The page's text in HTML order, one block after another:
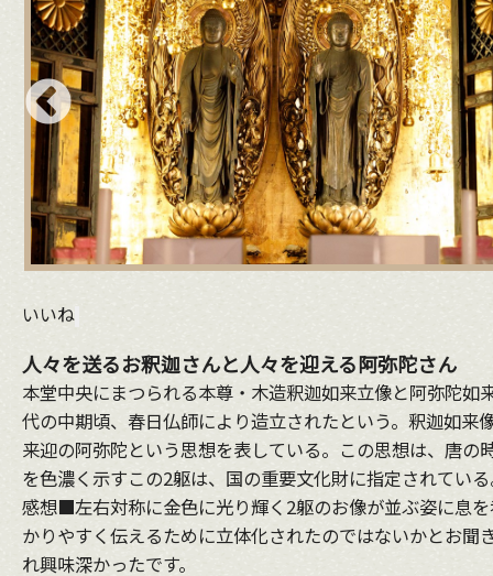
いいね
人々を送るお釈迦さんと人々を迎える阿弥陀さん
本堂中央にまつられる本尊・木造釈迦如来立像と阿弥陀
代の中期頃、春日仏師により造立されたという。釈迦如
来迎の阿弥陀という思想を表している。この思想は、唐
を色濃く示すこの2躯は、国の重要文化財に指定されてい
感想■左右対称に金色に光り輝く2躯のお像が並ぶ姿に息
かりやすく伝えるために立体化されたのではないかとお
れ興味深かったです。